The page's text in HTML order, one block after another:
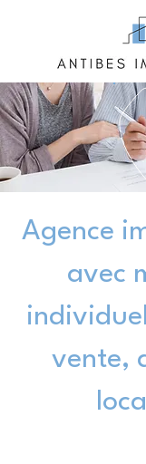
Agence
avec
vente,